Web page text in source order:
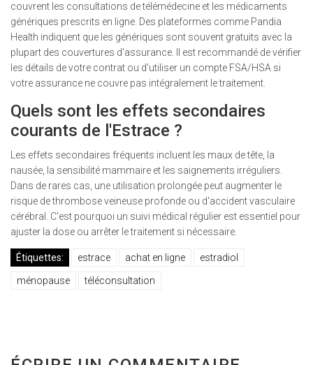
couvrent les consultations de télémédecine et les médicaments
génériques prescrits en ligne. Des plateformes comme Pandia
Health indiquent que les génériques sont souvent gratuits avec la
plupart des couvertures d'assurance. Il est recommandé de vérifier
les détails de votre contrat ou d'utiliser un compte FSA/HSA si
votre assurance ne couvre pas intégralement le traitement.
Quels sont les effets secondaires
courants de l'Estrace ?
Les effets secondaires fréquents incluent les maux de tête, la
nausée, la sensibilité mammaire et les saignements irréguliers.
Dans de rares cas, une utilisation prolongée peut augmenter le
risque de thrombose veineuse profonde ou d'accident vasculaire
cérébral. C'est pourquoi un suivi médical régulier est essentiel pour
ajuster la dose ou arrêter le traitement si nécessaire.
Étiquettes: estrace achat en ligne estradiol
ménopause téléconsultation